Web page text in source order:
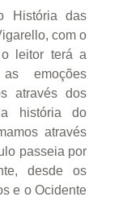
História das
com o
leitor terá a
emoções
através dos
história do
através
passeia por
desde os
e o Ocidente